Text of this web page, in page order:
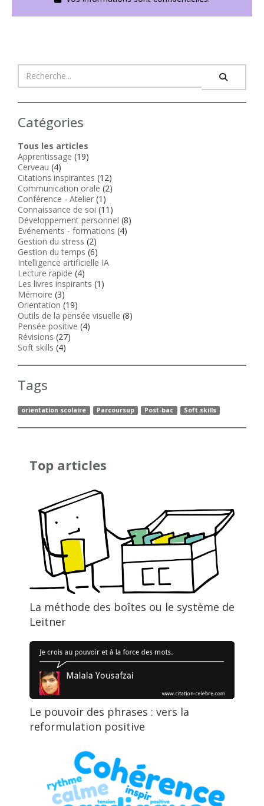
Catégories
Tous les articles
Apprentissage (19)
Cerveau (4)
Citations inspirantes (12)
Communication orale (2)
Conférence - Atelier (1)
Connaissance de soi (11)
Développement personnel (8)
Evénements - formations (4)
Gestion du stress (2)
Gestion du temps (6)
Intelligence artificielle IA
Lecture rapide (4)
Les livres inspirants (1)
Mémoire (3)
Orientation (19)
Outils de la pensée visuelle (8)
Pensée positive (4)
Révisions (27)
Soft skills (4)
Tags
orientation scolaire Parcoursup Post-bac Soft skills
Top articles
La méthode des boîtes ou le système de
Leitner
Le pouvoir des phrases : vers la
reformulation positive